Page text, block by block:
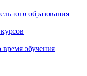
образования
обучения